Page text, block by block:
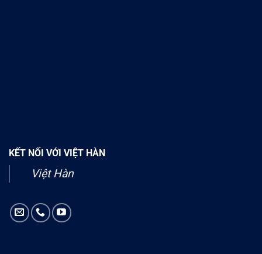
KẾT NỐI VỚI VIỆT HÀN
Việt Hàn